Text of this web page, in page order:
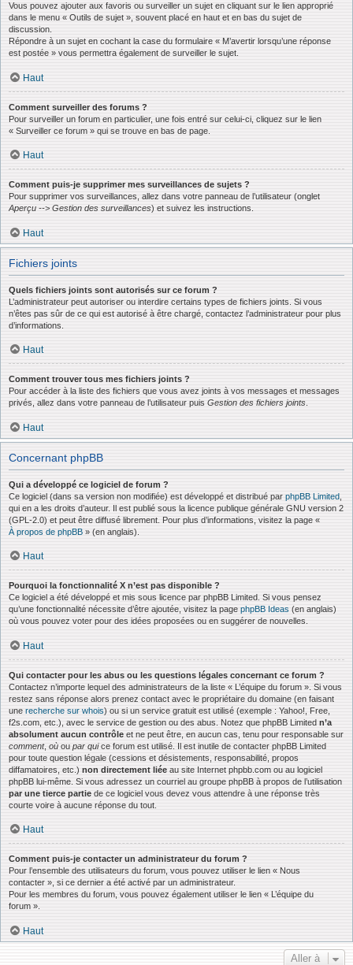
Vous pouvez ajouter aux favoris ou surveiller un sujet en cliquant sur le lien approprié
dans le menu « Outils de sujet », souvent placé en haut et en bas du sujet de
discussion.
Répondre à un sujet en cochant la case du formulaire « M’avertir lorsqu’une réponse
est postée » vous permettra également de surveiller le sujet.
Haut
Comment surveiller des forums ?
Pour surveiller un forum en particulier, une fois entré sur celui-ci, cliquez sur le lien
« Surveiller ce forum » qui se trouve en bas de page.
Haut
Comment puis-je supprimer mes surveillances de sujets ?
Pour supprimer vos surveillances, allez dans votre panneau de l’utilisateur (onglet
Aperçu --> Gestion des surveillances) et suivez les instructions.
Haut
Fichiers joints
Quels fichiers joints sont autorisés sur ce forum ?
L’administrateur peut autoriser ou interdire certains types de fichiers joints. Si vous
n’êtes pas sûr de ce qui est autorisé à être chargé, contactez l’administrateur pour plus
d’informations.
Haut
Comment trouver tous mes fichiers joints ?
Pour accéder à la liste des fichiers que vous avez joints à vos messages et messages
privés, allez dans votre panneau de l’utilisateur puis Gestion des fichiers joints
Haut
Concernant phpBB
Qui a développé ce logiciel de forum ?
Ce logiciel (dans sa version non modifiée) est développé et distribué par phpBB Limited
qui en a les droits d’auteur. Il est publié sous la licence publique générale GNU version 2
(GPL-2.0) et peut être diffusé librement. Pour plus d’informations, visitez la page «
À propos de phpBB » (en anglais).
Haut
Pourquoi la fonctionnalité X n’est pas disponible ?
Ce logiciel a été développé et mis sous licence par phpBB Limited. Si vous pensez
qu’une fonctionnalité nécessite d’être ajoutée, visitez la page phpBB Ideas (en anglais)
où vous pouvez voter pour des idées proposées ou en suggérer de nouvelles.
Haut
Qui contacter pour les abus ou les questions légales concernant ce forum ?
Contactez n’importe lequel des administrateurs de la liste « L’équipe du forum ». Si vous
restez sans réponse alors prenez contact avec le propriétaire du domaine (en faisant
une recherche sur whois) ou si un service gratuit est utilisé (exemple : Yahoo!, Free,
f2s.com, etc.), avec le service de gestion ou des abus. Notez que phpBB Limited n’a
absolument aucun contrôle et ne peut être, en aucun cas, tenu pour responsable sur
comment, où ou par quice forum est utilisé. Il est inutile de contacter phpBB Limited
pour toute question légale (cessions et désistements, responsabilité, propos
diffamatoires, etc.) non directement liée au site Internet phpbb.com ou au logiciel
phpBB lui-même. Si vous adressez un courriel au groupe phpBB à propos de l’utilisation
par une tierce partie de ce logiciel vous devez vous attendre à une réponse très
courte voire à aucune réponse du tout.
Haut
Comment puis-je contacter un administrateur du forum ?
Pour l’ensemble des utilisateurs du forum, vous pouvez utiliser le lien « Nous
contacter », si ce dernier a été activé par un administrateur.
Pour les membres du forum, vous pouvez également utiliser le lien « L’équipe du
forum ».
Haut
Aller à